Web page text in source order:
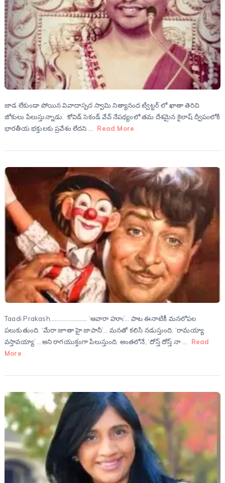
జాడ లేకుండా పోయిన వివాదాస్పద స్వామి నిత్యానంద ట్విట్టర్ లో ఖాతా తెరిచి
జోకులు పేలుస్తున్నాడు. కోవిడ్ సెకండ్ వేవ్ నేపథ్యంలో తమ దేశమైన కైలాష్ ద్వీపంలోకి
భారతీయ భక్తులకు ప్రవేశం లేదని …
Read More
Taadi Prakash…………………… ‘ఆవారా హూఁ’… పాట ఈనాటికీ మనలోపల
పలుకుతుంది. ‘మేరా జూతా హై జాపానీ’… మనతో కలిసి నడుస్తుంది. ‘రామయ్యా
వస్తావయ్యా’ …అని రాగయుక్తంగా పిలుస్తుంది. అంతలోనే, ‘దోస్త్ దోస్త్ నా …
Read
More